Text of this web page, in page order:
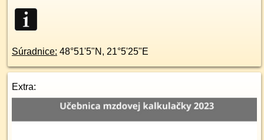
Súradnice: 48°51'5"N , 21°5'25"E
Extra: